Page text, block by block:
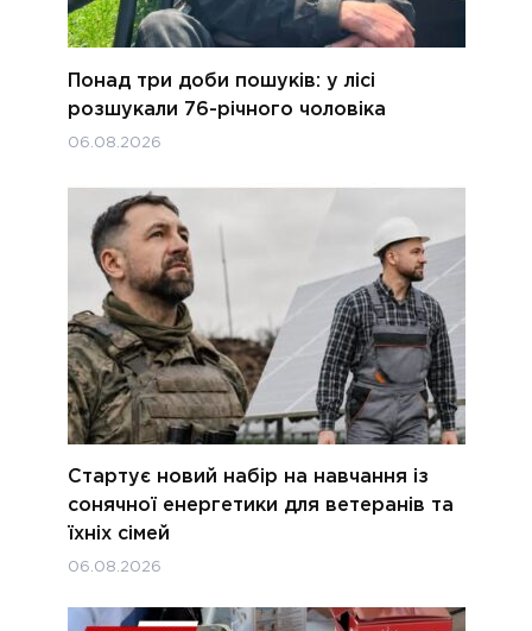
Понад три доби пошуків: у лісі
розшукали 76-річного чоловіка
06.08.2026
Стартує новий набір на навчання із
сонячної енергетики для ветеранів та
їхніх сімей
06.08.2026